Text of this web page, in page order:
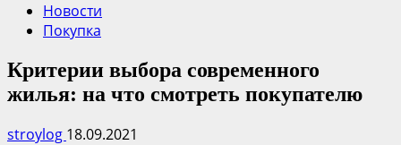
Новости
Покупка
Критерии выбора современного
жилья: на что смотреть покупателю
stroylog 18.09.2021